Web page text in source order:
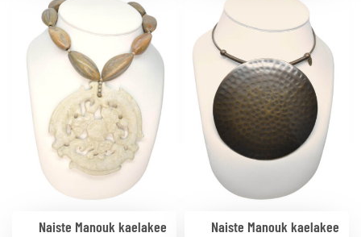
Naiste Manouk kaelakee Naiste Manouk kaelakee